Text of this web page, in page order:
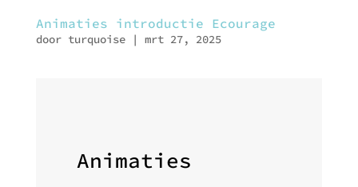
Animaties introductie Ecourage
door turquoise| mrt 27, 2025
Animaties